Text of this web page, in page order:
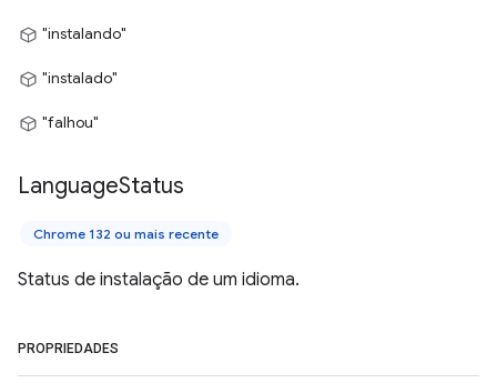
"instalando"
"instalado"
"falhou"
LanguageStatus
Chrome 132 ou mais recente
Status de instalação de um idioma.
PROPRIEDADES